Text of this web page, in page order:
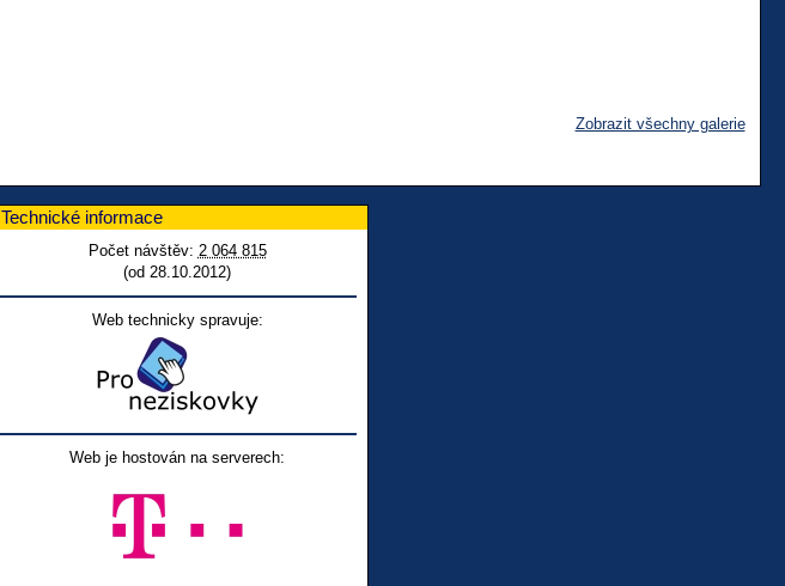
Zobrazit všechny galerie
Technické informace
Počet návštěv: 2 064 815
(od 28.10.2012)
Web technicky spravuje:
Web je hostován na serverech: